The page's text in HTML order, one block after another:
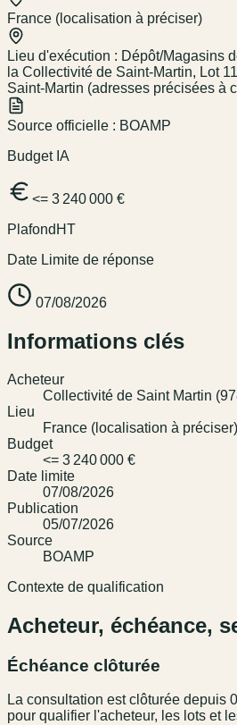
France (localisation à préciser)
Lieu d'exécution : Dépôt/Magasins
la Collectivité de Saint-Martin, Lot
Saint-Martin (adresses précisées à
Source officielle : BOAMP
Budget IA
<= 3 240 000 €
Plafond HT
Date Limite de réponse
07/08/2026
Informations clés
Acheteur
Collectivité de Saint Martin
Lieu
France (localisation à préciser)
Budget
<= 3 240 000 €
Date limite
07/08/2026
Publication
05/07/2026
Source
BOAMP
Contexte de qualification
Acheteur, échéance,
Échéance clôturée
La consultation est clôturée depuis
pour qualifier l'acheteur, les lots et